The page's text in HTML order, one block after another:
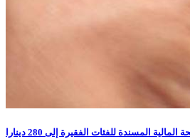
المالية المسندة للفئات الفقيرة إلى 280 دينارا